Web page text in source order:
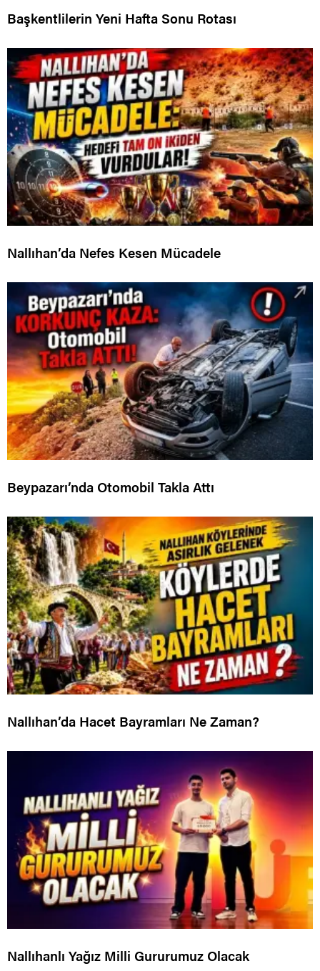
Başkentlilerin Yeni Hafta Sonu Rotası
Nallıhan’da Nefes Kesen Mücadele
Beypazarı’nda Otomobil Takla Attı
Nallıhan’da Hacet Bayramları Ne Zaman?
Nallıhanlı Yağız Milli Gururumuz Olacak